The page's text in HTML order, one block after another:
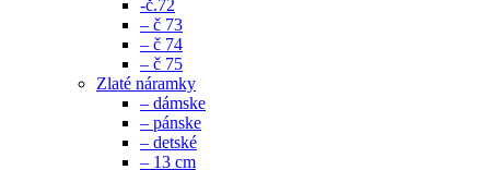
-č.72
– č 73
– č 74
– č 75
Zlaté náramky
– dámske
– pánske
– detské
– 13 cm